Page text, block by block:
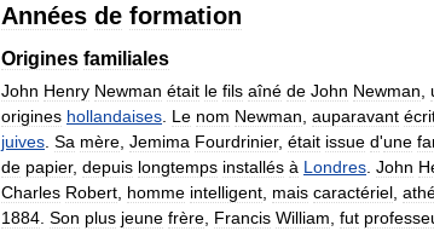
Années de formation
Origines familiales
John Henry Newman était le fils aîné de John Newman
origines hollandaises Le nom Newman auparavant
juives Sa mère Jemima Fourdrinier, était issue d'une
de papier, depuis longtemps installés à Londres John
Charles Robert homme intelligent mais caractériel
1884 Son plus jeune frère Francis William fut